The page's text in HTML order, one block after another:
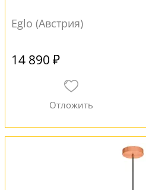
Eglo (Австрия)
14 890 ₽